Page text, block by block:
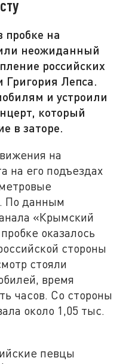
пробке на
неожиданный
российских
Григория Лепса.
и устроили
который
в заторе.
на
на его подъездах
По данным
«Крымский
оказалось
стороны
стояли
время
часов. Со стороны
около 1,05 тыс.
певцы